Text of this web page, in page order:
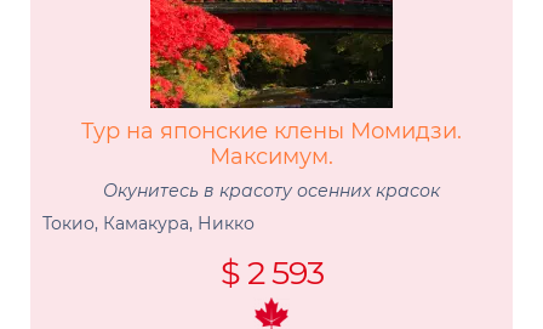
Тур на японские клены Момидзи.
Максимум.
Окунитесь в красоту осенних красок
Токио, Камакура, Никко
$ 2 593